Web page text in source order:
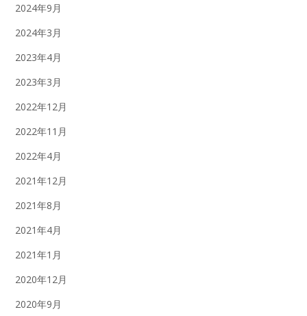
2024年9月
2024年3月
2023年4月
2023年3月
2022年12月
2022年11月
2022年4月
2021年12月
2021年8月
2021年4月
2021年1月
2020年12月
2020年9月